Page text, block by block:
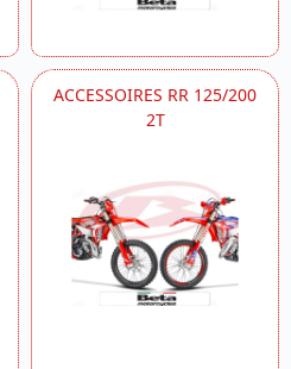
ACCESSOIRES RR 125/200
2T